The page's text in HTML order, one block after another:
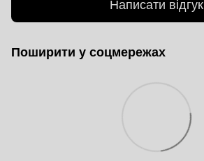
Написати відгук
Поширити у соцмережах